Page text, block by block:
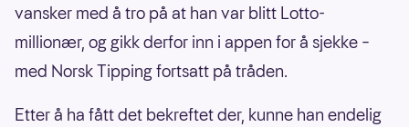
vansker med å tro på at han var blitt Lotto-
millionær, og gikk derfor inn i appen for å sjekke –
med Norsk Tipping fortsatt på tråden.
Etter å ha fått det bekreftet der, kunne han endelig